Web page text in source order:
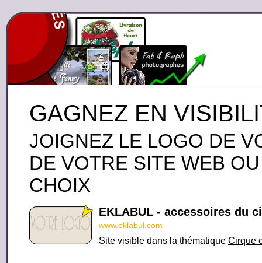
GAGNEZ EN
JOIGNEZ LE LOGO DE
DE VOTRE SITE WEB
CHOIX
EKLABUL - accessoires du
www.eklabul.com
Site visible dans la thématique Cirque